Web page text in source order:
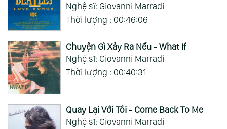
Nghệ sĩ: Giovanni Marradi
Thời lượng : 00:46:06
Chuyện Gì Xảy Ra Nếu - What If
Nghệ sĩ: Giovanni Marradi
Thời lượng : 00:40:31
Quay Lại Với Tôi - Come Back To Me
Nghệ sĩ: Giovanni Marradi